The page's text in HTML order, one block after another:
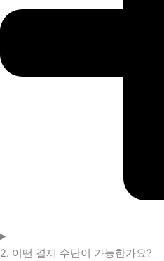
2. 어떤 결제 수단이 가능한가요?